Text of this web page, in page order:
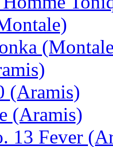
(Aramis)
(Aramis)
13 Fever